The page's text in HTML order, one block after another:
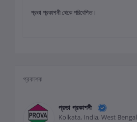
প্রভা প্রকাশনী থেকে পরিবেশিত।
প্রকাশক
প্রভা প্রকাশনী
Kolkata, India, West Bengal